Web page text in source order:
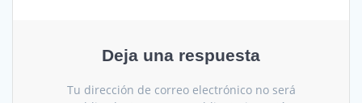
Deja una respuesta
Tu dirección de correo electrónico no será